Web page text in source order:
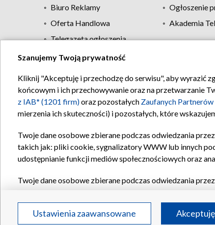
Biuro Reklamy
Ogłoszenie
Oferta Handlowa
Akademia
Telegazeta ogłoszenia
Regulamin TVP
Szanujemy Twoją prywatność
Kliknij "Akceptuję i przechodzę do serwisu", aby wyrazić
końcowym i ich przechowywanie oraz na przetwarzanie
z IAB* (1201 firm)oraz pozostałych Zaufanych
mierzenia ich skuteczności) i pozostałych, które
Twoje dane osobowe zbierane podczas odwiedzania
takich jak: pliki cookie, sygnalizatory WWW lub innych
udostępnianie funkcji mediów społecznościowych oraz
Twoje dane osobowe zbierane podczas odwiedzania
Partnerów TVPdla realizacji następujących celów i
reklam, tworzenia profilu spersonalizowanych reklam,
Ustawienia zaawansowane